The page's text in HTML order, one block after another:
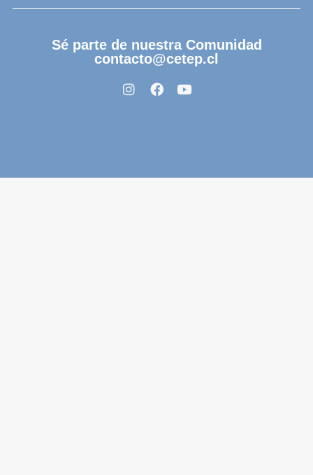
Sé parte de nuestra Comunidad
contacto@cetep.cl